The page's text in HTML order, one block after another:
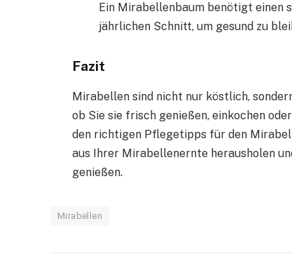
Ein Mirabellenbaum benötigt einen
jährlichen Schnitt, um gesund zu
Fazit
Mirabellen sind nicht nur köstlich,
ob Sie sie frisch genießen, einkochen
den richtigen Pflegetipps für den
aus Ihrer Mirabellenernte herausholen
genießen.
Mirabellen